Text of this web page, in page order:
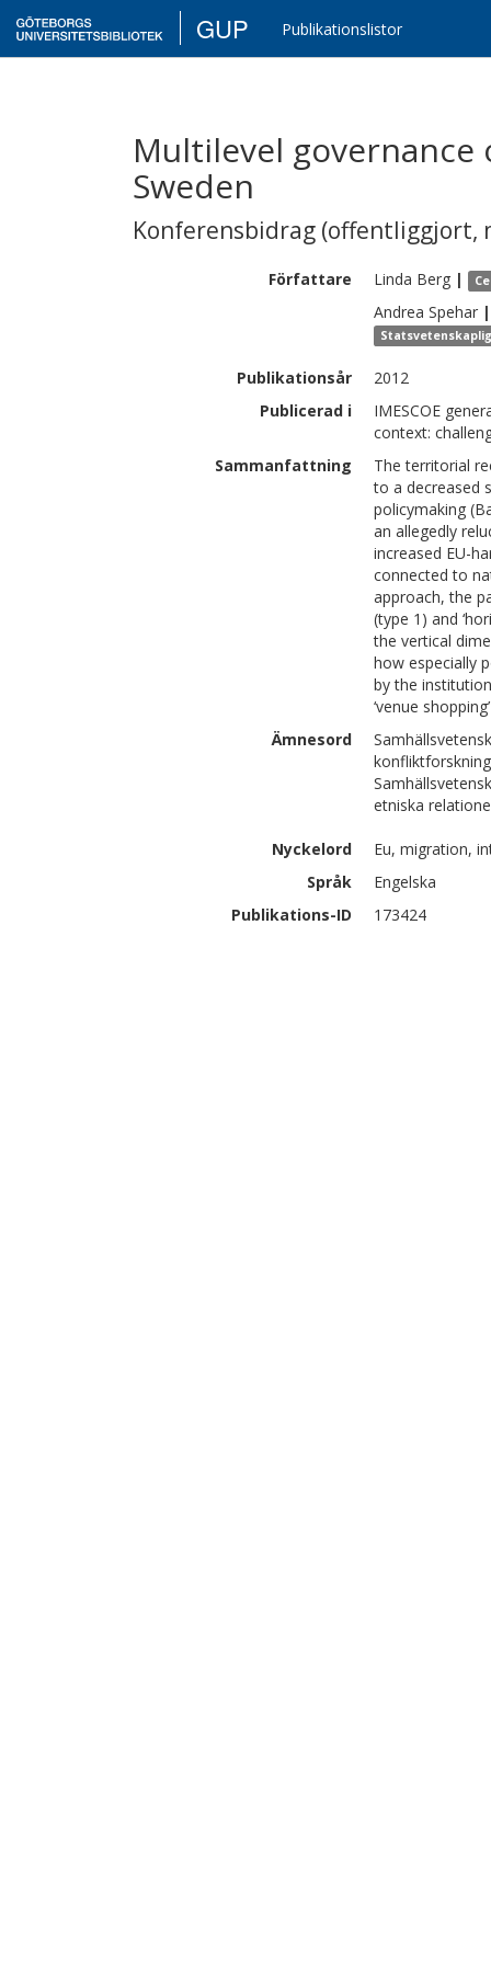
GUP Publikationslistor
Multilevel
Sweden
Konferensbidrag (offentliggjort,
Författare Linda Berg |
Andrea Spehar |
Publikationsår
2012
Publicerad i
IMESCOE
context:
Sammanfattning
The territorial
to a decreased
policymaking
an allegedly
increased EU-
connected to
approach, the
(type 1) and
the vertical
how especially
by the
‘venue
Ämnesord
etniska
Nyckelord
Eu, migration,
Språk
Engelska
Publikations-ID
173424